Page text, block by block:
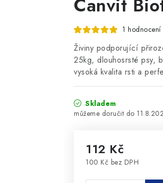
1 hodnocení
Živiny podporující
25kg, dlouhosrsté psy,
vysoká kvalita rsti a
Skladem
112 Kč
100 Kč bez DPH